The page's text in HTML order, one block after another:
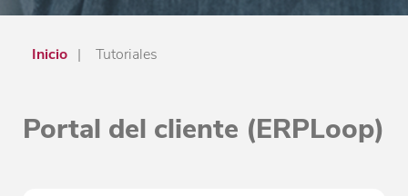
Inicio | Tutoriales
Portal del cliente (ERPLoop)